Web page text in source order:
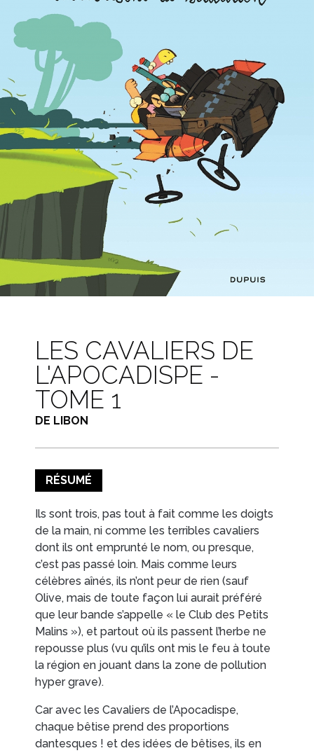
LES CAVALIERS DE
L'APOCADISPE -
TOME 1
DE LIBON
RÉSUMÉ
Ils sont trois, pas tout à fait comme les doigts
de la main, ni comme les terribles cavaliers
dont ils ont emprunté le nom, ou presque,
c’est pas passé loin. Mais comme leurs
célèbres aînés, ils n’ont peur de rien (sauf
Olive, mais de toute façon lui aurait préféré
que leur bande s’appelle « le Club des Petits
Malins »), et partout où ils passent l’herbe ne
repousse plus (vu qu’ils ont mis le feu à toute
la région en jouant dans la zone de pollution
hyper grave).
Car avec les Cavaliers de l’Apocadispe,
chaque bêtise prend des proportions
dantesques ! et des idées de bêtises, ils en